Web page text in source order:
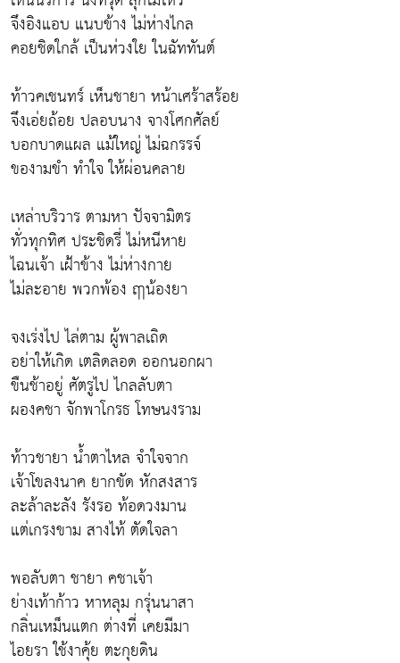
จึงอิงแอบ แนบข้าง ไม่ห่างไกล
คอยชิดใกล้ เป็นห่วงใย ในฉัททันต์
ท้าวคเชนทร์ เห็นชายา หน้าเศร้าสร้อย
จึงเอ่ยถ้อย ปลอบนาง จางโศกศัลย์
บอกบาดแผล แม้ใหญ่ ไม่ฉกรรจ์
ของามขำ ทำใจ ให้ผ่อนคลาย
เหล่าบริวาร ตามหา ปัจจามิตร
ทั่วทุกทิศ ประชิดรี่ ไม่หนีหาย
ไฉนเจ้า เฝ้าข้าง ไม่ห่างกาย
ไม่ละอาย พวกพ้อง ฤาน้องยา
จงเร่งไป ไล่ตาม ผู้พาลเถิด
อย่าให้เกิด เตลิดลอด ออกนอกผา
ขืนช้าอยู่ ศัตรูไป ไกลลับตา
ผองคชา จักพาโกรธ โทษนงราม
ท้าวชายา น้ำตาไหล จำใจจาก
เจ้าโขลงนาค ยากขัด หักสงสาร
ละล้าละลัง รังรอ ท้อดวงมาน
แต่เกรงขาม สางไท้ ตัดใจลา
พอลับตา ชายา คชาเจ้า
ย่างเท้าก้าว หาหลุม กรุ่นนาสา
กลิ่นเหม็นแตก ต่างที่ เคยมีมา
ไอยรา ใช้งาคุ้ย ตะกุยดิน